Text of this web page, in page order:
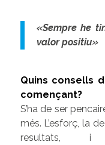
«Sempre he
valor positiu»
Quins consells
començant?
S’ha de ser
més. L’esforç, la
resultats,